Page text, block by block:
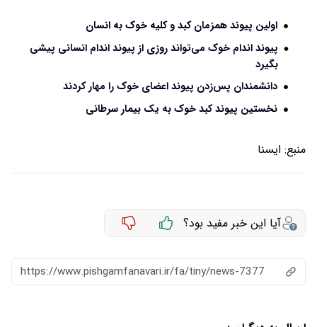
اولین پیوند همزمان کبد و کلیه خوک به انسان
پیوند اندام خوک می‌تواند روزی از پیوند اندام انسانی پیشی
بگیرد
دانشمندان پس‌زدن پیوند اعضای خوک را مهار کردند
نخستین پیوند کبد خوک به یک بیمار سرطانی
منبع: ايسنا
آیا این خبر مفید بود؟
https://www.pishgamfanavari.ir/fa/tiny/news-7377